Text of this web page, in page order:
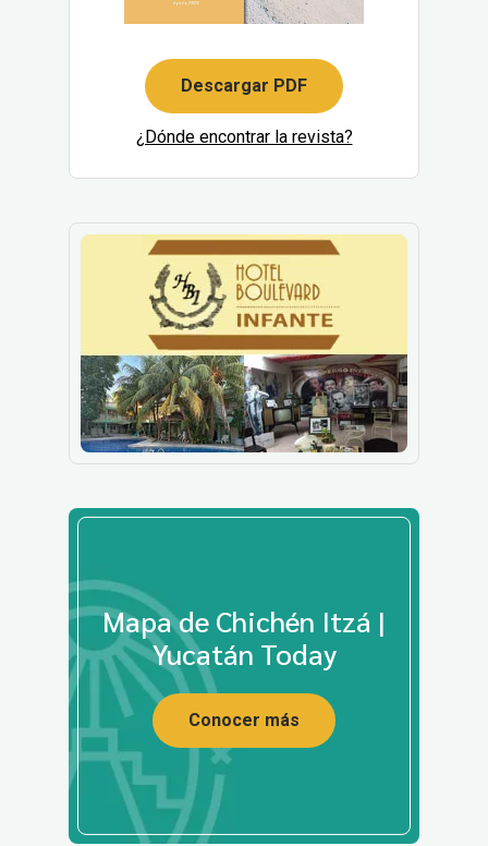
Descargar PDF
¿Dónde encontrar la revista?
Mapa de Chichén Itzá |
Yucatán Today
Conocer más